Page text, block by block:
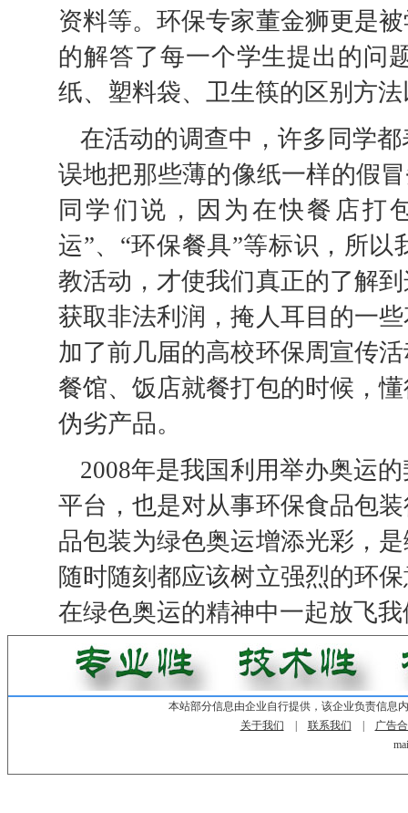
资料等。环保专家董金狮更是
的解答了每一个学生提出的问
纸、塑料袋、卫生筷的区别方
在活动的调查中，许多同学
误地把那些薄的像纸一样的假
同学们说，因为在快餐店打
运”、“环保餐具”等标识，所
教活动，才使我们真正的了解
获取非法利润，掩人耳目的一
加了前几届的高校环保周宣传
餐馆、饭店就餐打包的时候，
伪劣产品。
2008年是我国利用举办奥运
平台，也是对从事环保食品包
品包装为绿色奥运增添光彩，
随时随刻都应该树立强烈的环
在绿色奥运的精神中一起放飞
本站部分信息由企业自行提供，该企业负责信息
关于我们
联系我们
广告